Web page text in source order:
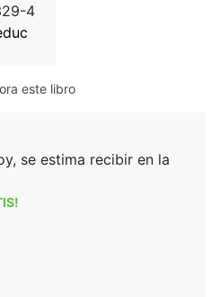
4
este libro
se estima recibir en la